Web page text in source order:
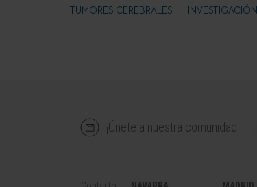
TUMORES CEREBRALES INVESTIGACIÓN
¡Únete a nuestra comunidad!